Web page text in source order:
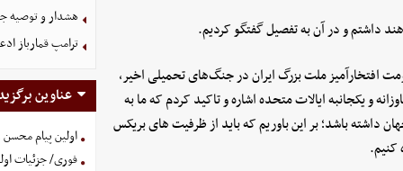
داشتم و در آن به تفصیل گفتگو کردیم.
ملت بزرگ ایران در جنگ‌های تحمیلی اخیر،
و یکجانبه ایالات متحده اشاره و تاکید کردم که ما به
داشته باشد؛ بر این باوریم که باید از ظرفیت های بریکس
کنیم.
هشدار و توصیه
ترامپ قمارباز
عناوین
اولین پیام
فوری/ جزئیات